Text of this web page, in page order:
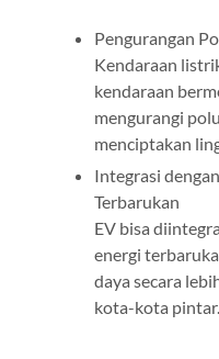
Pengurangan
Kendaraan
kendaraan
mengurangi
menciptakan
Integrasi
Terbarukan
EV bisa
energi
daya secara
kota-kota pintar.